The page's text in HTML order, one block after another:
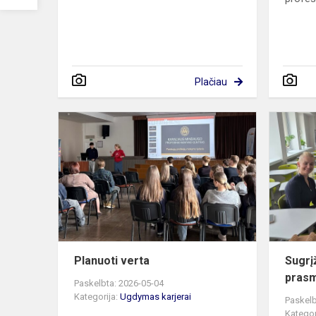
Plačiau
Planuoti
verta
Planuoti verta
Paskelbta: 2026-05-04
Kategorija: Ugdymas karjerai